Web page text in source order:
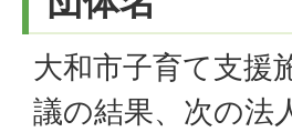
大和市子育て支援
議の結果、次の法